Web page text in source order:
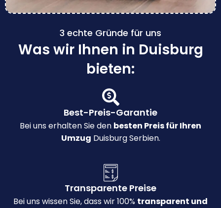
3 echte Gründe für uns
Was wir Ihnen in Duisburg
bieten:
Best-Preis-Garantie
Bei uns erhalten Sie den besten Preis für Ihren
Umzug Duisburg Serbien.
Transparente Preise
Bei uns wissen Sie, dass wir 100% transparent und